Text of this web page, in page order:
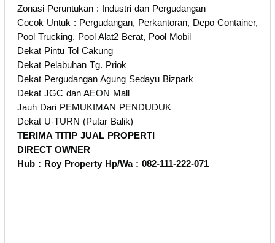
Zonasi Peruntukan : Industri dan Pergudangan
Cocok Untuk : Pergudangan, Perkantoran, Depo Container,
Pool Trucking, Pool Alat2 Berat, Pool Mobil
Dekat Pintu Tol Cakung
Dekat Pelabuhan Tg. Priok
Dekat Pergudangan Agung Sedayu Bizpark
Dekat JGC dan AEON Mall
Jauh Dari PEMUKIMAN PENDUDUK
Dekat U-TURN (Putar Balik)
TERIMA TITIP JUAL PROPERTI
DIRECT OWNER
Hub : Roy Property Hp/Wa : 082-111-222-071